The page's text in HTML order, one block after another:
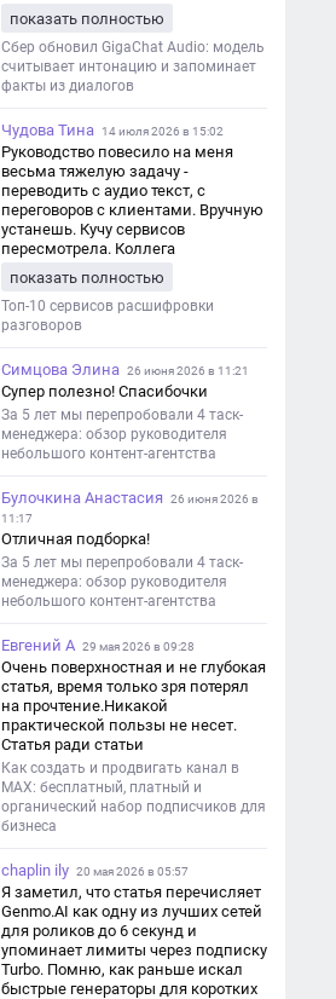
показать полностью
Сбер обновил GigaChat Audio: модель
считывает интонацию и запоминает
факты из диалогов
Чудова Тина 14 июля 2026 в 15:02
Руководство повесило на меня
весьма тяжелую задачу -
переводить с аудио текст, с
переговоров с клиентами. Вручную
устанешь. Кучу сервисов
пересмотрела. Коллега
хорошо переводит. Мало
редактировать по итогу. Советую.
показать полностью
Топ-10 сервисов расшифровки
разговоров
Симцова Элина 26 июня 2026 в 11:21
Супер полезно! Спасибочки
За 5 лет мы перепробовали 4 таск-
менеджера: обзор руководителя
небольшого контент-агентства
Булочкина Анастасия
26 июня 2026 в
11:17
Отличная подборка!
За 5 лет мы перепробовали 4 таск-
менеджера: обзор руководителя
небольшого контент-агентства
Евгений А 29 мая 2026 в 09:28
Очень поверхностная и не глубокая
статья, время только зря потерял
на прочтение.Никакой
практической пользы не несет.
Статья ради статьи
Как создать и продвигать канал в
MAX: бесплатный, платный и
органический набор подписчиков для
бизнеса
chaplin ily 20 мая 2026 в 05:57
Я заметил, что статья перечисляет
Genmo.AI как одну из лучших сетей
для роликов до 6 секунд и
упоминает лимиты через подписку
Turbo. Помню, как раньше искал
быстрые генераторы для коротких